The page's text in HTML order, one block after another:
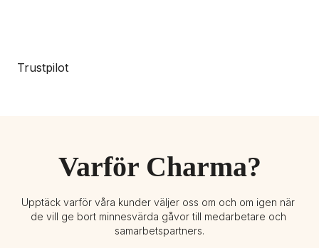
Trustpilot
Varför Charma?
Upptäck varför våra kunder väljer oss om och om igen när
de vill ge bort minnesvärda gåvor till medarbetare och
samarbetspartners.